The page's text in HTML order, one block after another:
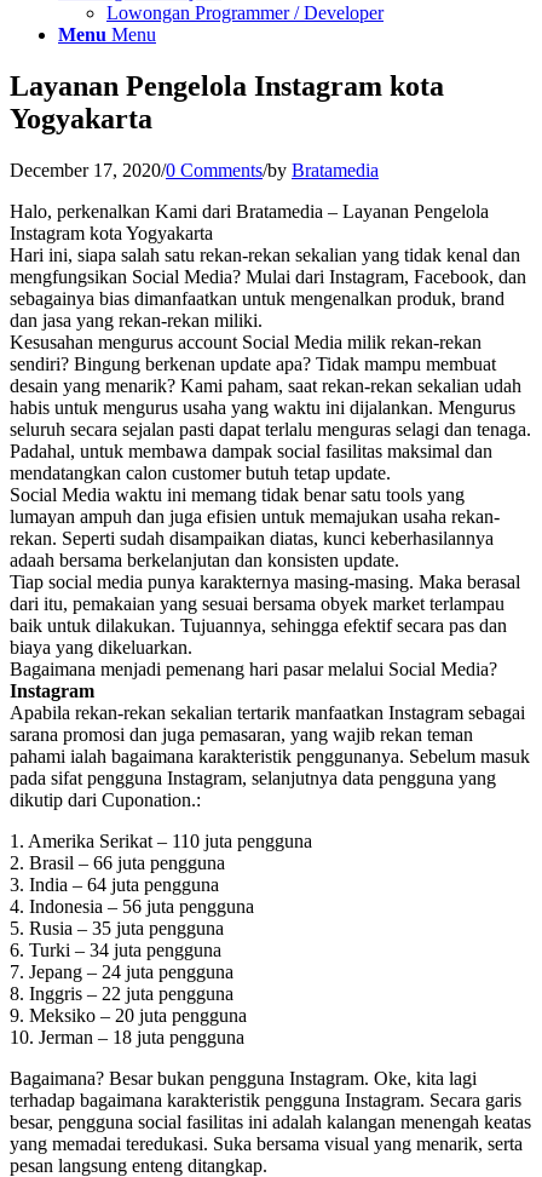
Lowongan Programmer / Developer
Menu Menu
Layanan Pengelola Instagram kota
Yogyakarta
December 17, 2020/0 Comments/by Bratamedia
Halo, perkenalkan Kami dari Bratamedia – Layanan Pengelola
Instagram kota Yogyakarta
Hari ini, siapa salah satu rekan-rekan sekalian yang tidak kenal dan
mengfungsikan Social Media? Mulai dari Instagram, Facebook, dan
sebagainya bias dimanfaatkan untuk mengenalkan produk, brand
dan jasa yang rekan-rekan miliki.
Kesusahan mengurus account Social Media milik rekan-rekan
sendiri? Bingung berkenan update apa? Tidak mampu membuat
desain yang menarik? Kami paham, saat rekan-rekan sekalian udah
habis untuk mengurus usaha yang waktu ini dijalankan. Mengurus
seluruh secara sejalan pasti dapat terlalu menguras selagi dan tenaga.
Padahal, untuk membawa dampak social fasilitas maksimal dan
mendatangkan calon customer butuh tetap update.
Social Media waktu ini memang tidak benar satu tools yang
lumayan ampuh dan juga efisien untuk memajukan usaha rekan-
rekan. Seperti sudah disampaikan diatas, kunci keberhasilannya
adaah bersama berkelanjutan dan konsisten update.
Tiap social media punya karakternya masing-masing. Maka berasal
dari itu, pemakaian yang sesuai bersama obyek market terlampau
baik untuk dilakukan. Tujuannya, sehingga efektif secara pas dan
biaya yang dikeluarkan.
Bagaimana menjadi pemenang hari pasar melalui Social Media?
Instagram
Apabila rekan-rekan sekalian tertarik manfaatkan Instagram sebagai
sarana promosi dan juga pemasaran, yang wajib rekan teman
pahami ialah bagaimana karakteristik penggunanya. Sebelum masuk
pada sifat pengguna Instagram, selanjutnya data pengguna yang
dikutip dari Cuponation.:
1. Amerika Serikat – 110 juta pengguna
2. Brasil – 66 juta pengguna
3. India – 64 juta pengguna
4. Indonesia – 56 juta pengguna
5. Rusia – 35 juta pengguna
6. Turki – 34 juta pengguna
7. Jepang – 24 juta pengguna
8. Inggris – 22 juta pengguna
9. Meksiko – 20 juta pengguna
10. Jerman – 18 juta pengguna
Bagaimana? Besar bukan pengguna Instagram. Oke, kita lagi
terhadap bagaimana karakteristik pengguna Instagram. Secara garis
besar, pengguna social fasilitas ini adalah kalangan menengah keatas
yang memadai teredukasi. Suka bersama visual yang menarik, serta
pesan langsung enteng ditangkap.